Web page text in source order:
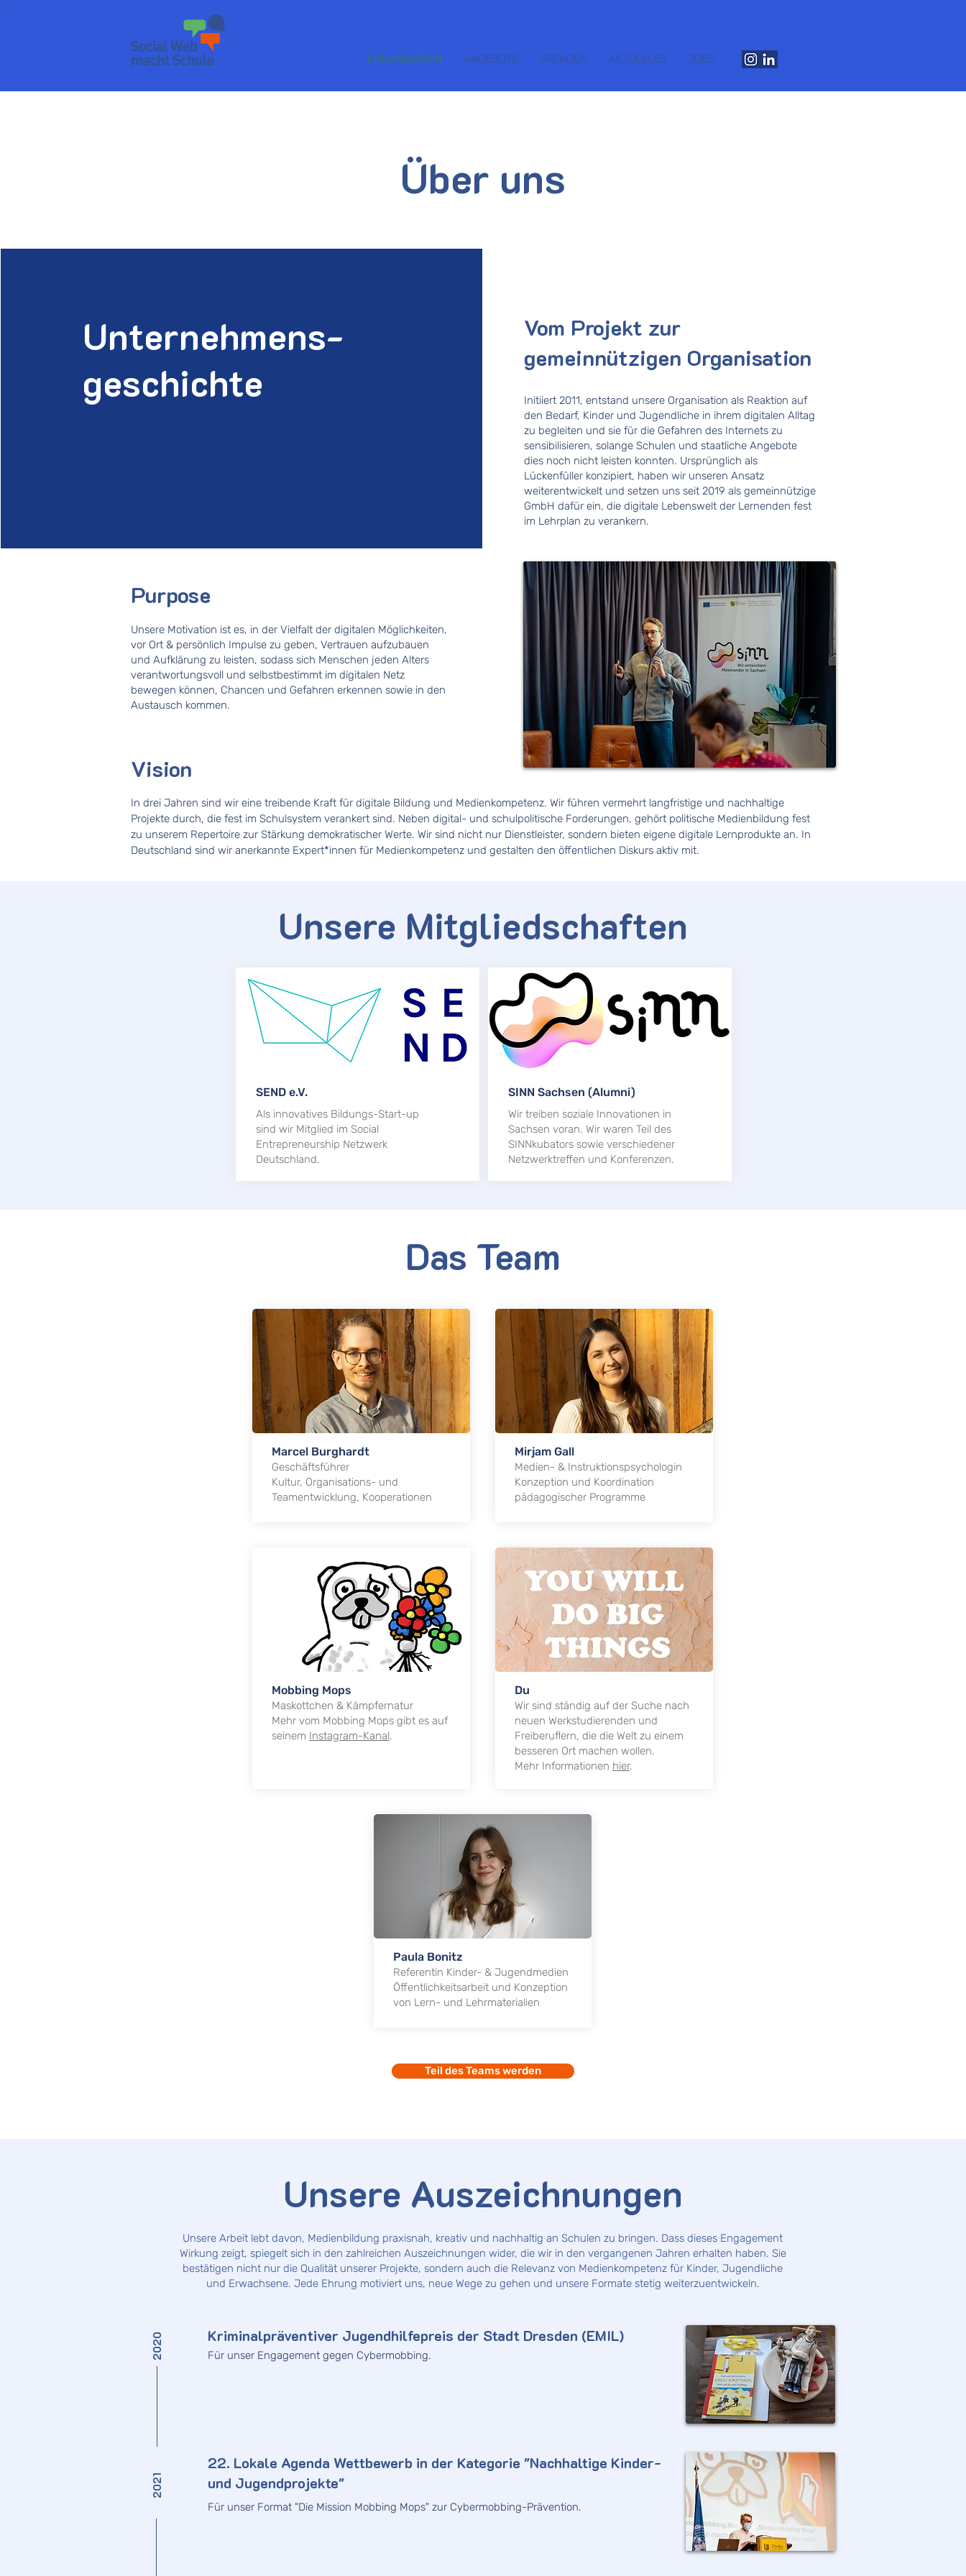
ORGANISATION ANGEBOTE SPENDEN AKTUELLES JOBS
Über uns
Unternehmens-
geschichte
Vom Projekt zur
gemeinnützigen Organisation
Initiiert 2011, entstand unsere Organisation als Reaktion auf
den Bedarf, Kinder und Jugendliche in ihrem digitalen Alltag
zu begleiten und sie für die Gefahren des Internets zu
sensibilisieren, solange Schulen und staatliche Angebote
dies noch nicht leisten konnten. Ursprünglich als
Lückenfüller konzipiert, haben wir unseren Ansatz
weiterentwickelt und setzen uns seit 2019 als gemeinnützige
GmbH dafür ein, die digitale Lebenswelt der Lernenden fest
im Lehrplan zu verankern.
Unsere Motivation ist es, in der Vielfalt der digitalen Möglichkeiten,
vor Ort & persönlich Impulse zu geben, Vertrauen aufzubauen
und Aufklärung zu leisten, sodass sich Menschen jeden Alters
verantwortungsvoll und selbstbestimmt im digitalen Netz
bewegen können, Chancen und Gefahren erkennen sowie in den
Austausch kommen.
Purpose
Vision
In drei Jahren sind wir eine treibende Kraft für digitale Bildung und Medienkompetenz. Wir führen vermehrt langfristige und nachhaltige
Projekte durch, die fest im Schulsystem verankert sind. Neben digital- und schulpolitische Forderungen, gehört politische Medienbildung fest
zu unserem Repertoire zur Stärkung demokratischer Werte. Wir sind nicht nur Dienstleister, sondern bieten eigene digitale Lernprodukte an. In
Deutschland sind wir anerkannte Expert*innen für Medienkompetenz und gestalten den öffentlichen Diskurs aktiv mit.
Unsere Mitgliedschaften
SEND e.V.
Als innovatives Bildungs-Start-up
sind wir Mitglied im Social
Entrepreneurship Netzwerk
Deutschland.
SINN Sachsen (Alumni)
Wir treiben soziale Innovationen in
Sachsen voran. Wir waren Teil des
SINNkubators sowie verschiedener
Netzwerktreffen und Konferenzen.
Das Team
Marcel Burghardt
Geschäftsführer
Kultur, Organisations- und
Teamentwicklung, Kooperationen
Mobbing Mops
Maskottchen & Kämpfernatur
Mehr vom Mobbing Mops gibt es auf
seinem Instagram-Kanal.
Mirjam Gall
Medien- & Instruktionspsychologin
Konzeption und Koordination
pädagogischer Programme
Du
Wir sind ständig auf der Suche nach
neuen Werkstudierenden und
Freiberuflern, die die Welt zu einem
besseren Ort machen wollen.
Mehr Informationen hier.
Paula Bonitz
Referentin Kinder- & Jugendmedien
Öffentlichkeitsarbeit und Konzeption
von Lern- und Lehrmaterialien
Teil des Teams werden
Unsere Auszeichnungen
Unsere Arbeit lebt davon, Medienbildung praxisnah, kreativ und nachhaltig an Schulen zu bringen. Dass dieses Engagement
Wirkung zeigt, spiegelt sich in den zahlreichen Auszeichnungen wider, die wir in den vergangenen Jahren erhalten haben. Sie
bestätigen nicht nur die Qualität unserer Projekte, sondern auch die Relevanz von Medienkompetenz für Kinder, Jugendliche
und Erwachsene. Jede Ehrung motiviert uns, neue Wege zu gehen und unsere Formate stetig weiterzuentwickeln.
2020
2021
Kriminalpräventiver Jugendhilfepreis der Stadt Dresden (EMIL)
Für unser Engagement gegen Cybermobbing.
22. Lokale Agenda Wettbewerb in der Kategorie "Nachhaltige Kinder-
und Jugendprojekte"
Für unser Format "Die Mission Mobbing Mops" zur Cybermobbing-Prävention.